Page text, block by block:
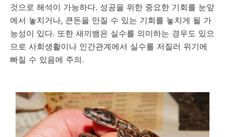
것으로 해석이 가능하다. 성공을 위한 중요한 기회를 눈앞
에서 놓치거나, 큰돈을 만질 수 있는 기회를 놓치게 될 가
능성이 있다. 또한 새끼뱀은 실수를 의미하는 경우도 있으
므로 사회생활이나 인간관계에서 실수를 저질러 위기에
빠질 수 있음에 주의.